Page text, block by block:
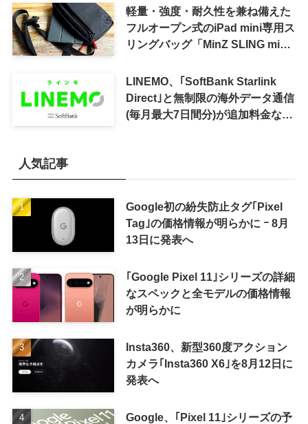
軽量・強度・耐久性を兼ね備えた
フルオープン式のiPad mini専用ス
リングバッグ「MinZ SLING mini
LINEMO、｢SoftBank Starlink
Direct｣と無制限の海外データ通信
(毎月最大7日間分)が追加料金なし
人気記事
Google初の紛失防止タグ｢Pixel
Tag｣の価格情報が明らかに ｰ 8月
13日に発表へ
｢Google Pixel 11｣シリーズの詳細
なスペックと全モデルの価格情報
が明らかに
Insta360、新型360度アクション
カメラ｢Insta360 X6｣を8月12日に
発表へ
Google、｢Pixel 11｣シリーズの予